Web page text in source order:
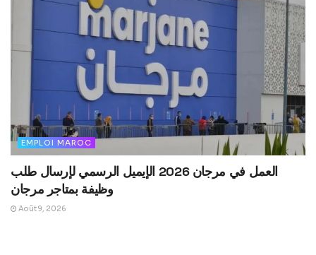
EMPLOI MAROC
العمل في مرجان 2026 الإيميل الرسمي لإرسال طلب
وظيفة بمتاجر مرجان
Août 9, 2026